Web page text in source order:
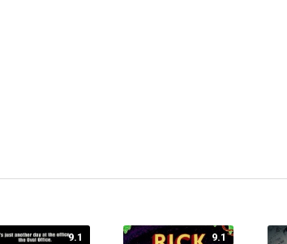
9.1 9.1